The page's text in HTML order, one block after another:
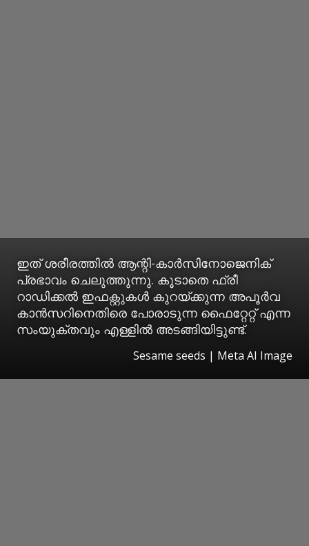
ഇത് ശരീരത്തിൽ ആന്റി-കാർസിനോജെനിക്
പ്രഭാവം ചെലുത്തുന്നു. കൂടാതെ ഫ്രീ
റാഡിക്കൽ ഇഫക്റ്റുകൾ കുറയ്ക്കുന്ന അപൂർവ
കാൻസറിനെതിരെ പോരാടുന്ന ഫൈറ്റേറ്റ് എന്ന
സംയുക്തവും എള്ളിൽ അടങ്ങിയിട്ടുണ്ട്.
Sesame seeds | Meta AI Image